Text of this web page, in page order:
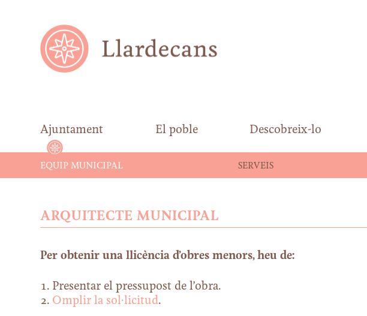
Ajuntament El poble Descobreix-lo
EQUIP MUNICIPAL SERVEIS
ARQUITECTE MUNICIPAL
Per obtenir una llicència d’obres menors, heu de:
Presentar el pressupost de l’obra.
Omplir la sol·licitud.